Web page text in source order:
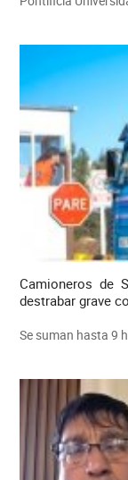
Camioneros de
destrabar grave
Se suman hasta 9